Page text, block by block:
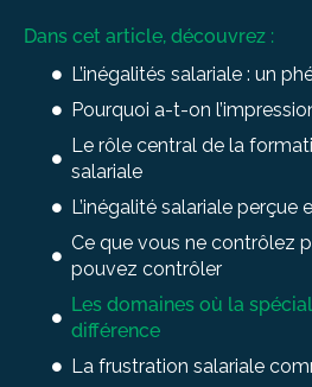
Dans cet article, découvrez :
L’inégalités salariale : un
Pourquoi a-t-on
Le rôle central de la
salariale
L’inégalité salariale perçue
Ce que vous ne contrôlez
pouvez contrôler
Les domaines où la
différence
La frustration salariale